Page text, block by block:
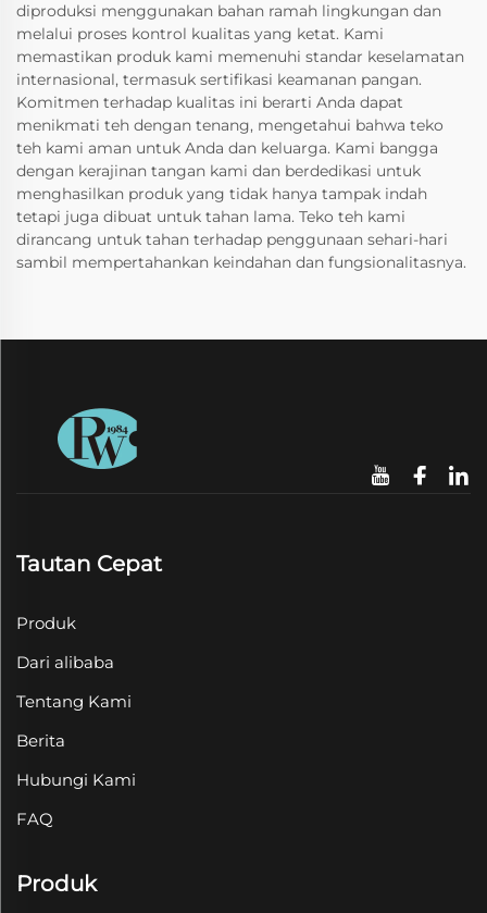
diproduksi menggunakan bahan ramah lingkungan dan
melalui proses kontrol kualitas yang ketat. Kami
memastikan produk kami memenuhi standar keselamatan
internasional, termasuk sertifikasi keamanan pangan.
Komitmen terhadap kualitas ini berarti Anda dapat
menikmati teh dengan tenang, mengetahui bahwa teko
teh kami aman untuk Anda dan keluarga. Kami bangga
dengan kerajinan tangan kami dan berdedikasi untuk
menghasilkan produk yang tidak hanya tampak indah
tetapi juga dibuat untuk tahan lama. Teko teh kami
dirancang untuk tahan terhadap penggunaan sehari-hari
sambil mempertahankan keindahan dan fungsionalitasnya.
Tautan Cepat
Produk
Dari alibaba
Tentang Kami
Berita
Hubungi Kami
FAQ
Produk